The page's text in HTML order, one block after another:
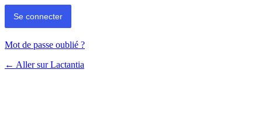
Mot de passe oublié ?
← Aller sur Lactantia